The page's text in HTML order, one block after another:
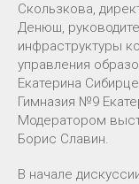
Скользкова,
Денюш,
инфраструктуры
управления
Екатерина
Гимназия №9
Модератором
Борис Славин.
В начале